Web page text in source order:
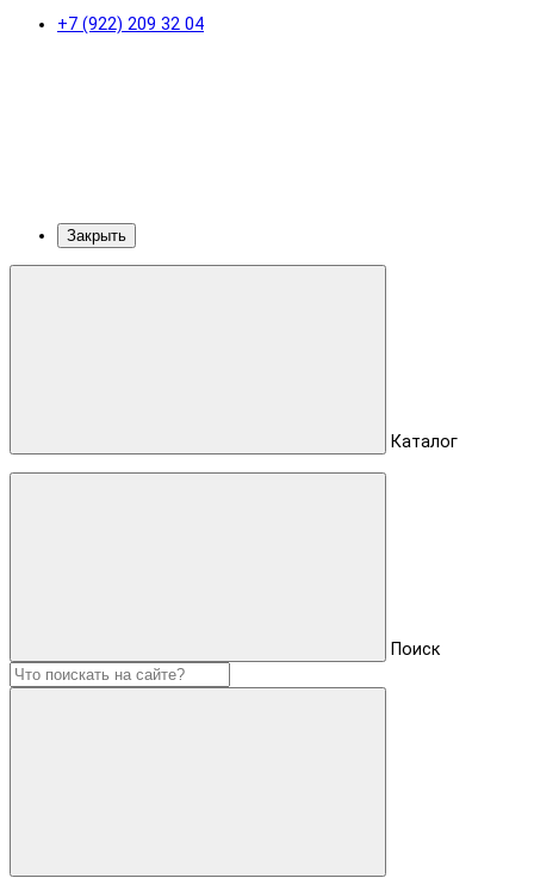
+7 (922) 209 32 04
Закрыть
Каталог
Поиск